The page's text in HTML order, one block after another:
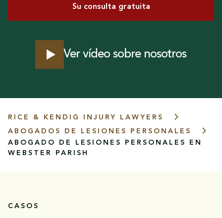
Su consulta gratuita
Ver vídeo sobre nosotros
RICE & KENDIG INJURY LAWYERS
ABOGADOS DE LESIONES PERSONALES
ABOGADO DE LESIONES PERSONALES EN
WEBSTER PARISH
CASOS